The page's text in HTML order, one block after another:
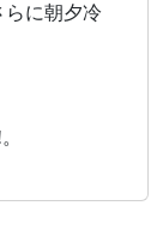
に朝夕冷